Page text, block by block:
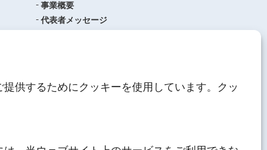
供するためにクッキーを使用しています。クッ
事業概要
代表者メッセージ
AEO制度について
サステナブル経営